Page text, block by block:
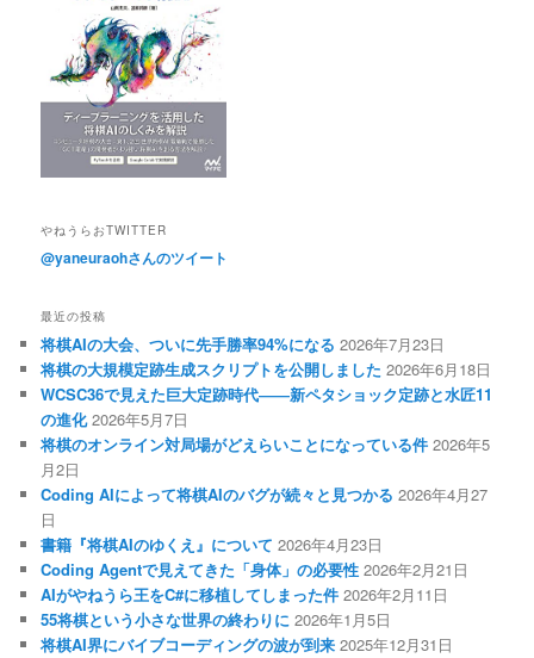
やねうらおTWITTER
@yaneuraohさんのツイート
最近の投稿
将棋AIの大会、ついに先手勝率94%になる 2026年7月23日
将棋の大規模定跡生成スクリプトを公開しました 2026年6月18日
WCSC36で見えた巨大定跡時代――新ペタショック定跡と水匠11
の進化 2026年5月7日
将棋のオンライン対局場がどえらいことになっている件 2026年5
月2日
Coding AIによって将棋AIのバグが続々と見つかる 2026年4月27
日
書籍『将棋AIのゆくえ』について 2026年4月23日
Coding Agentで見えてきた「身体」の必要性 2026年2月21日
AIがやねうら王をC#に移植してしまった件 2026年2月11日
55将棋という小さな世界の終わりに 2026年1月5日
将棋AI界にバイブコーディングの波が到来 2025年12月31日